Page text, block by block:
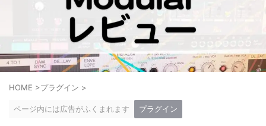
HOME >プラグイン >
ページ内には広告がふくまれます プラグイン